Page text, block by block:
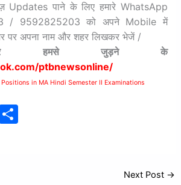
Updates पाने के लिए हमारे WhatsApp
/ 9592825203 को अपने Mobile में
पर अपना नाम और शहर लिखकर भेजें /
हमसे जुड़ने
के
ptbnewsonline/
in MA Hindi Semester II Examinations
Next Post →